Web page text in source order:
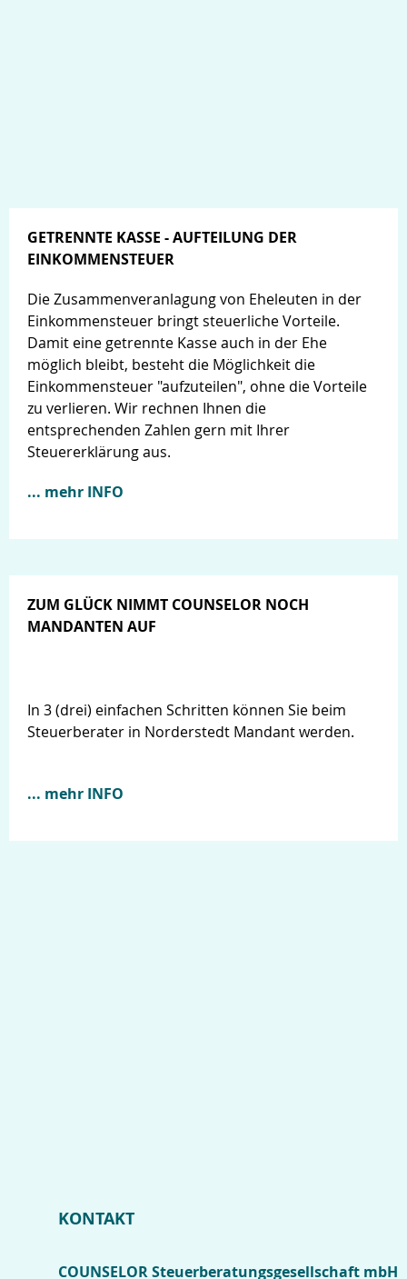
GETRENNTE KASSE - AUFTEILUNG DER
EINKOMMENSTEUER
Die Zusammenveranlagung von Eheleuten in der
Einkommensteuer bringt steuerliche Vorteile.
Damit eine getrennte Kasse auch in der Ehe
möglich bleibt, besteht die Möglichkeit die
Einkommensteuer "aufzuteilen", ohne die Vorteile
zu verlieren. Wir rechnen Ihnen die
entsprechenden Zahlen gern mit Ihrer
Steuererklärung aus.
... mehr INFO
ZUM GLÜCK NIMMT COUNSELOR NOCH
MANDANTEN AUF
In 3 (drei) einfachen Schritten können Sie beim
Steuerberater in Norderstedt Mandant werden.
... mehr INFO
KONTAKT
COUNSELOR Steuerberatungsgesellschaft mbH
Services